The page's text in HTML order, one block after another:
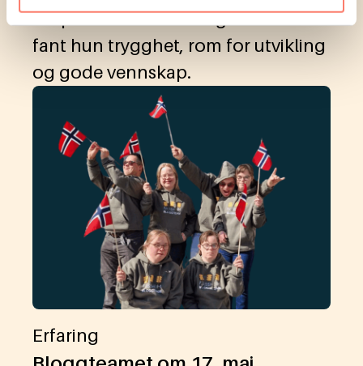
et spennende folkehøgskoleår. Her
fant hun trygghet, rom for utvikling
og gode vennskap.
Erfaring